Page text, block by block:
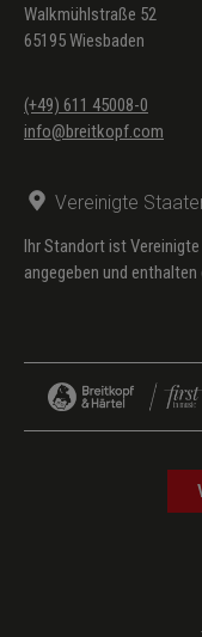
Walkmühlstraße 52
65195 Wiesbaden
(+49) 611 45008-0
info@breitkopf.com
Vereinigte
Ihr Standort ist Vereinigte
angegeben und